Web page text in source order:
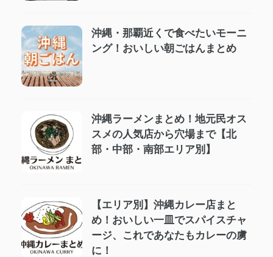
沖縄・那覇近くで食べたいモーニ
ング！おいしい朝ごはんまとめ
沖縄ラーメンまとめ！地元民オス
スメの人気店から穴場まで【北
部・中部・南部エリア別】
【エリア別】沖縄カレー店まと
め！おいしい一皿でスパイスチャ
ージ、これであなたもカレーの虜
に！